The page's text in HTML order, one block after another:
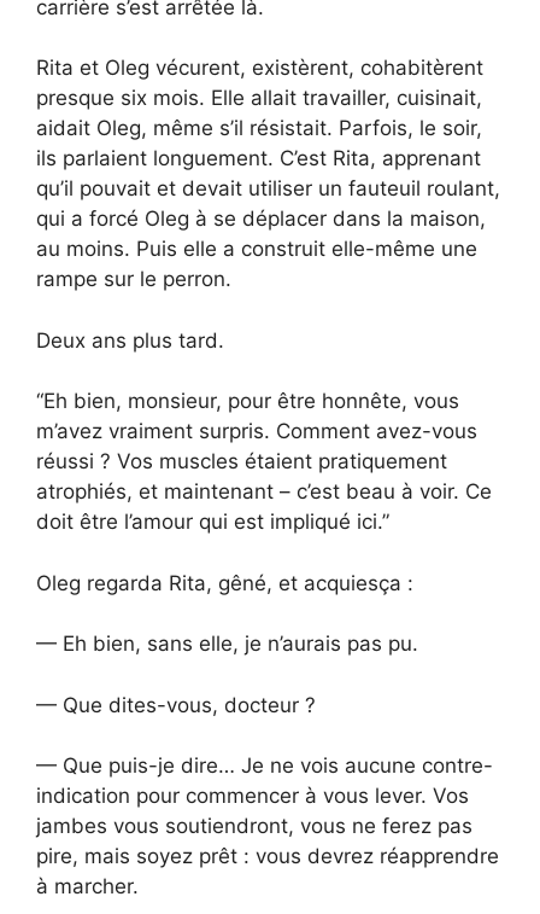
carrière s’est arrêtée là.
Rita et Oleg vécurent, existèrent, cohabitèrent
presque six mois. Elle allait travailler, cuisinait,
aidait Oleg, même s’il résistait. Parfois, le soir,
ils parlaient longuement. C’est Rita, apprenant
qu’il pouvait et devait utiliser un fauteuil roulant,
qui a forcé Oleg à se déplacer dans la maison,
au moins. Puis elle a construit elle-même une
rampe sur le perron.
Deux ans plus tard.
“Eh bien, monsieur, pour être honnête, vous
m’avez vraiment surpris. Comment avez-vous
réussi ? Vos muscles étaient pratiquement
atrophiés, et maintenant – c’est beau à voir. Ce
doit être l’amour qui est impliqué ici.”
Oleg regarda Rita, gêné, et acquiesça :
— Eh bien, sans elle, je n’aurais pas pu.
— Que dites-vous, docteur ?
— Que puis-je dire… Je ne vois aucune contre-
indication pour commencer à vous lever. Vos
jambes vous soutiendront, vous ne ferez pas
pire, mais soyez prêt : vous devrez réapprendre
à marcher.